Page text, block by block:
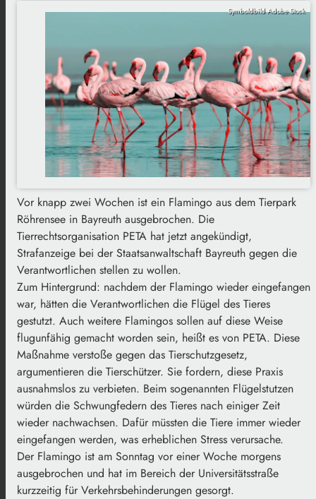
Symboldbild Adobe Stock
Vor knapp zwei Wochen ist ein Flamingo aus dem Tierpark
Röhrensee in Bayreuth ausgebrochen. Die
Tierrechtsorganisation PETA hat jetzt angekündigt,
Strafanzeige bei der Staatsanwaltschaft Bayreuth gegen die
Verantwortlichen stellen zu wollen.
Zum Hintergrund: nachdem der Flamingo wieder eingefangen
war, hätten die Verantwortlichen die Flügel des Tieres
gestutzt. Auch weitere Flamingos sollen auf diese Weise
flugunfähig gemacht worden sein, heißt es von PETA. Diese
Maßnahme verstoße gegen das Tierschutzgesetz,
argumentieren die Tierschützer. Sie fordern, diese Praxis
ausnahmslos zu verbieten. Beim sogenannten Flügelstutzen
würden die Schwungfedern des Tieres nach einiger Zeit
wieder nachwachsen. Dafür müssten die Tiere immer wieder
eingefangen werden, was erheblichen Stress verursache.
Der Flamingo ist am Sonntag vor einer Woche morgens
ausgebrochen und hat im Bereich der Universitätsstraße
kurzzeitig für Verkehrsbehinderungen gesorgt.